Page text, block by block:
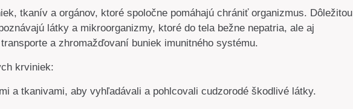
tkanív a orgánov, ktoré spoločne pomáhajú chrániť organizmus. Dôležitou
látky a mikroorganizmy, ktoré do tela bežne nepatria, ale aj
a zhromažďovaní buniek imunitného systému.
krviniek:
a tkanivami, aby vyhľadávali a pohlcovali cudzorodé škodlivé látky.